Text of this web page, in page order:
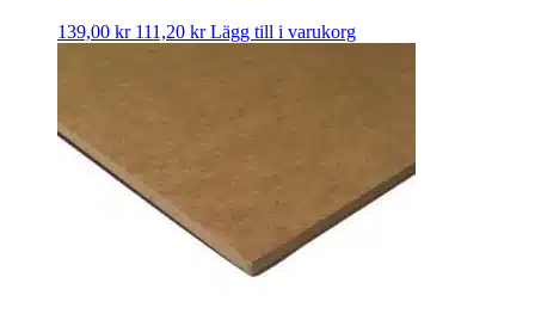
139,00 kr 111,20 kr Lägg till i varukorg